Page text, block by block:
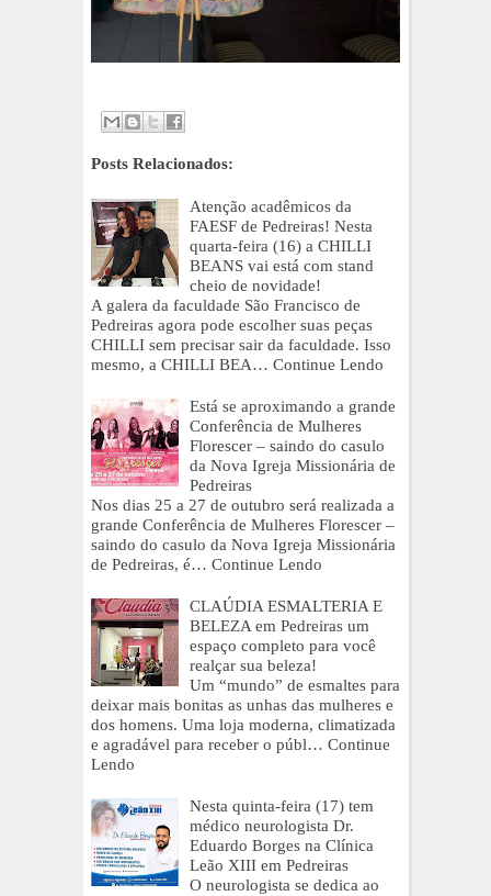
Posts Relacionados:
Atenção acadêmicos da
FAESF de Pedreiras! Nesta
quarta-feira (16) a CHILLI
BEANS vai está com stand
cheio de novidade!
A galera da faculdade São Francisco de
Pedreiras agora pode escolher suas peças
CHILLI sem precisar sair da faculdade. Isso
mesmo, a CHILLI BEA… Continue Lendo
Está se aproximando a grande
Conferência de Mulheres
Florescer – saindo do casulo
da Nova Igreja Missionária de
Pedreiras
Nos dias 25 a 27 de outubro será realizada a
grande Conferência de Mulheres Florescer –
saindo do casulo da Nova Igreja Missionária
de Pedreiras, é… Continue Lendo
CLAÚDIA ESMALTERIA E
BELEZA em Pedreiras um
espaço completo para você
realçar sua beleza!
Um “mundo” de esmaltes para
deixar mais bonitas as unhas das mulheres e
dos homens. Uma loja moderna, climatizada
e agradável para receber o públ… Continue
Lendo
Nesta quinta-feira (17) tem
médico neurologista Dr.
Eduardo Borges na Clínica
Leão XIII em Pedreiras
O neurologista se dedica ao